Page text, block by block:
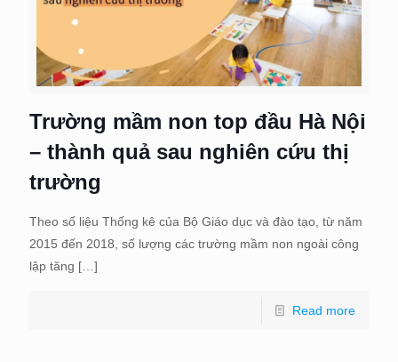
Trường mầm non top đầu Hà Nội
– thành quả sau nghiên cứu thị
trường
Theo số liệu Thống kê của Bộ Giáo dục và đào tạo, từ năm
2015 đến 2018, số lượng các trường mầm non ngoài công
lập tăng […]
Read more